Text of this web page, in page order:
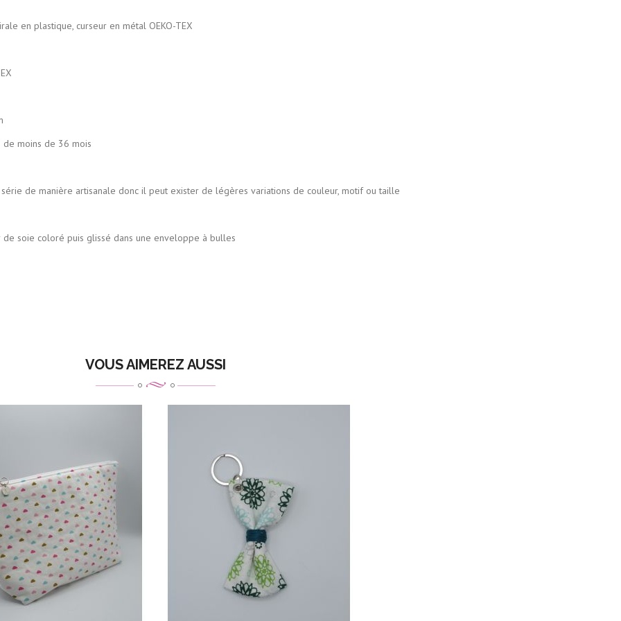
en plastique, curseur en métal OEKO-TEX
de moins de 36 mois
donc il peut exister de légères variations de couleur, motif ou taille
glissé dans une enveloppe à bulles
VOUS AIMEREZ AUSSI